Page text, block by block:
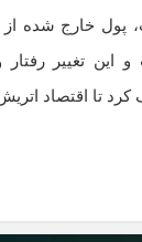
پول خارج شده از
این تغییر
تا اقتصاد اتریش